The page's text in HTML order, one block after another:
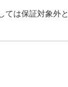
ては保証対象外と